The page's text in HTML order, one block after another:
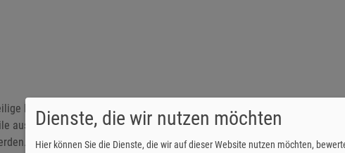
Leinwand mit einem Motiv oder Foto Ihrer Wahl und freuen Sie sich
aus verschiedenen Formatgrössen zwischen 40x30 cm bis 50x75 cm.
Dienste, die wir nutzen möchten
Hier können Sie die Dienste, die wir auf dieser Website nutzen möchten,